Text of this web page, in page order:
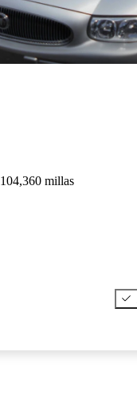
104,360 millas